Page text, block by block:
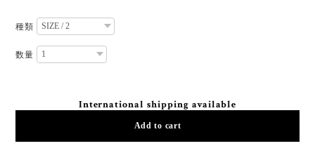
種類
数量
International shipping available
Add to cart